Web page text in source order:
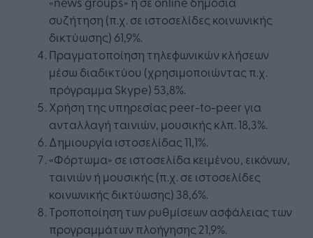
συζήτηση (π.χ. σε ιστοσελίδες κοινωνικής
δικτύωσης) 61,9%.
Πραγματοποίηση τηλεφωνικών κλήσεων
μέσω διαδικτύου (χρησιμοποιώντας π.χ.
πρόγραμμα Skype) 53,8%.
Χρήση της υπηρεσίας peer-to-peer για
ανταλλαγή ταινιών, μουσικής κλπ. 18,3%.
Δημιουργία ιστοσελίδας 11,1%.
«Φόρτωμα» σε ιστοσελίδα κειμένου, εικόνων,
ταινιών ή μουσικής (π.χ. σε ιστοσελίδες
κοινωνικής δικτύωσης) 38,6%.
Τροποποίηση των ρυθμίσεων ασφάλειας των
προγραμμάτων πλοήγησης 21,9%.